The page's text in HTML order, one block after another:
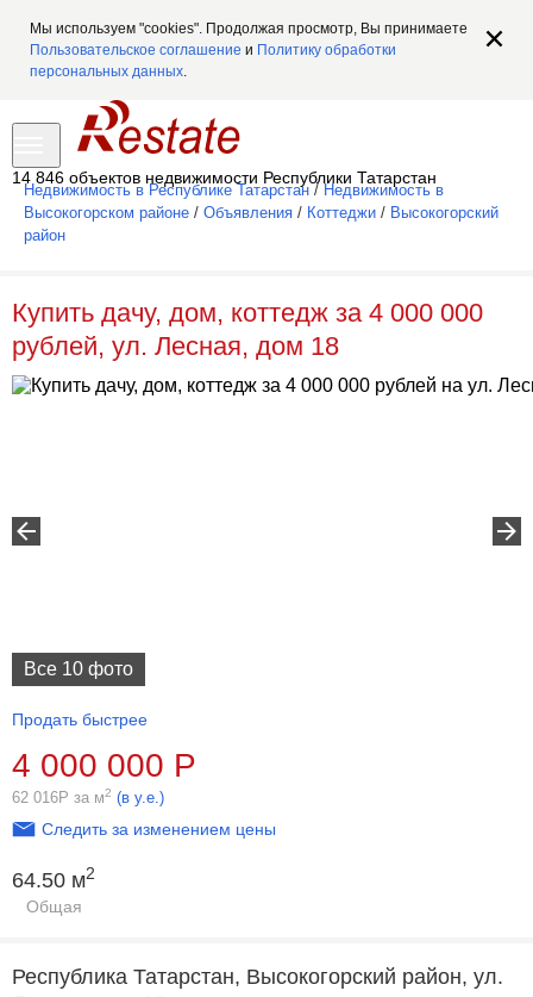
Мы используем "cookies". Продолжая просмотр, Вы принимаете
Пользовательское соглашение и Политику обработки
персональных данных.
14 846 объектов недвижимости Республики Татарстан
Недвижимость в Республике Татарстан / Недвижимость в
Высокогорском районе / Объявления / Коттеджи / Высокогорский
район
Купить дачу, дом, коттедж за 4 000 000
рублей, ул. Лесная, дом 18
Все 10 фото
Продать быстрее
4 000 000 Р
62 016Р за м2 (в у.е.)
Следить за изменением цены
64.50 м2
Общая
Республика Татарстан, Высокогорский район, ул.